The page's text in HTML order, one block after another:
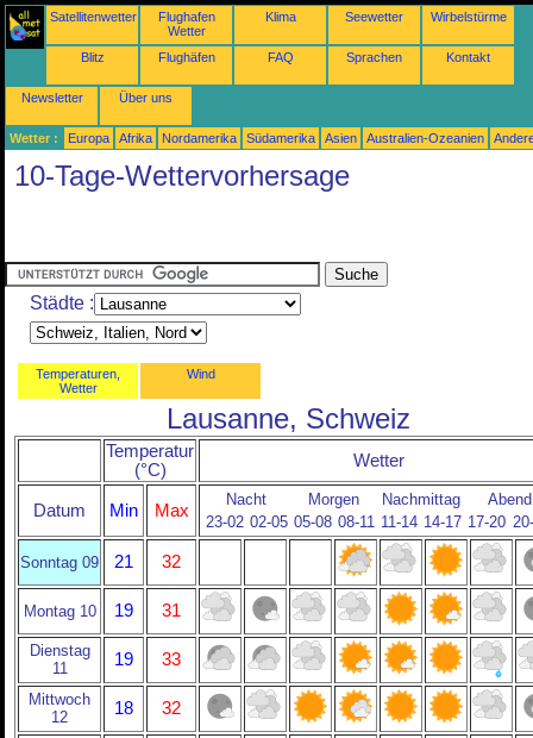
Satellitenwetter
Flughafen
Wetter
Klima Seewetter Wirbelstürme
Blitz Flughäfen FAQ Sprachen Kontakt
Newsletter Über uns
Wetter : Europa Afrika Nordamerika Südamerika Asien Australien-Ozeanien
10-Tage-Wettervorhersage
Städte :
Temperaturen,
Wetter
Wind
Lausanne, Schweiz
Temperatur
(°C)
Wetter
Datum Min Max
Nacht Morgen Nachmittag
Abend
23-02 02-05 05-08 08-11 11-14 14-17 17-20
Sonntag 09 21 32
Montag 10 19 31
Dienstag
11
19 33
Mittwoch
12
18 32